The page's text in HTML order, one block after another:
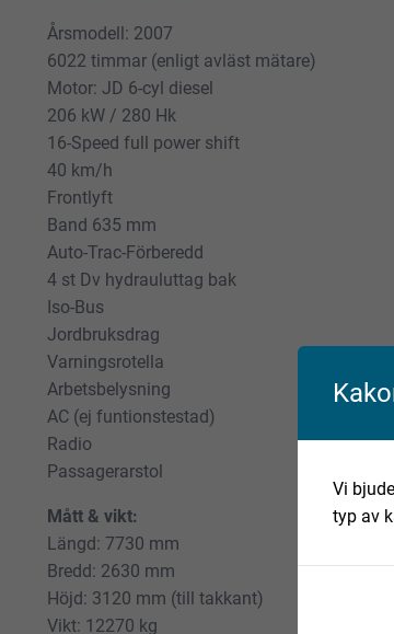
Årsmodell: 2007
6022 timmar (enligt avläst mätare)
Motor: JD 6-cyl diesel
206 kW / 280 Hk
16-Speed full power shift
40 km/h
Frontlyft
Band 635 mm
Auto-Trac-Förberedd
4 st Dv hydrauluttag bak
Iso-Bus
Jordbruksdrag
Varningsrotella
Arbetsbelysning
AC (ej funtionstestad)
Radio
Passagerarstol
Mått & vikt:
Längd: 7730 mm
Bredd: 2630 mm
Höjd: 3120 mm (till takkant)
Vikt: 12270 kg
Vi
typ av